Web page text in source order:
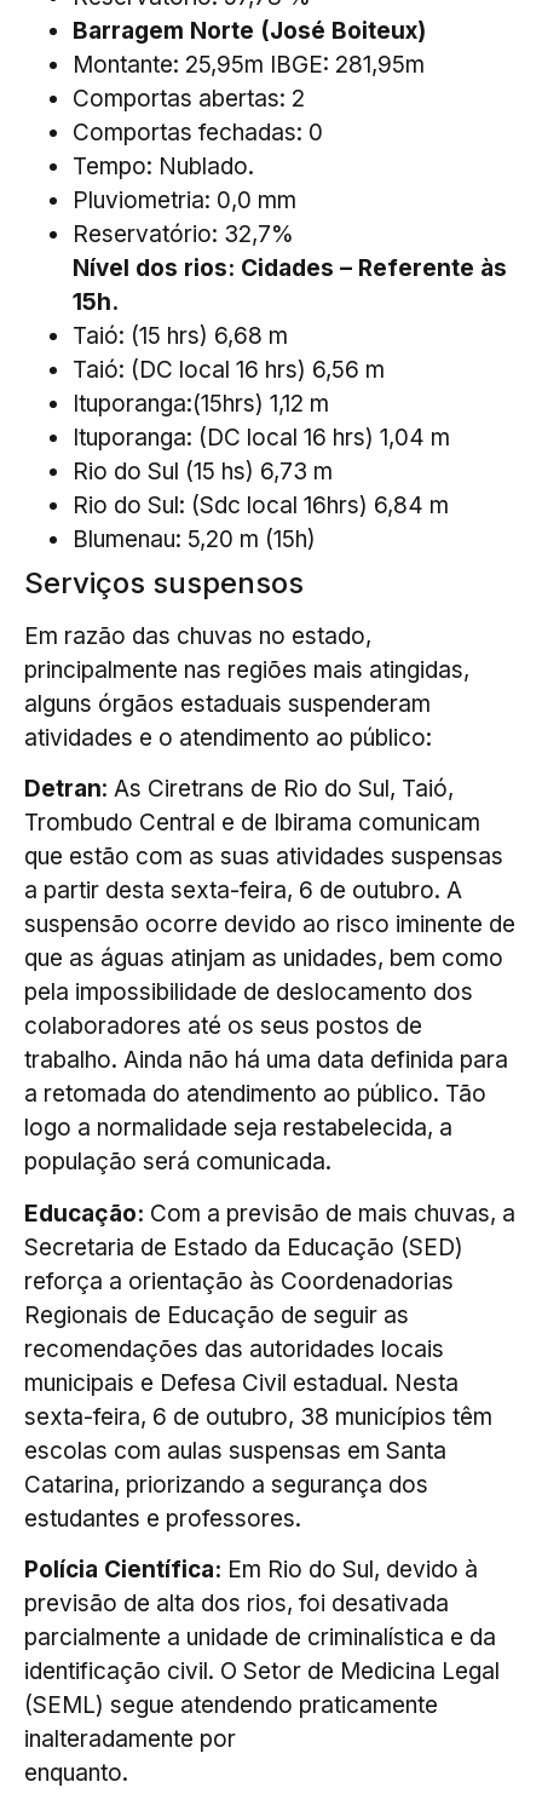
Barragem Norte (José Boiteux)
Montante: 25,95m IBGE: 281,95m
Comportas abertas: 2
Comportas fechadas: 0
Tempo: Nublado.
Pluviometria: 0,0 mm
Reservatório: 32,7%
Nível dos rios: Cidades – Referente às
15h.
Taió: (15 hrs) 6,68 m
Taió: (DC local 16 hrs) 6,56 m
Ituporanga:(15hrs) 1,12 m
Ituporanga: (DC local 16 hrs) 1,04 m
Rio do Sul (15 hs) 6,73 m
Rio do Sul: (Sdc local 16hrs) 6,84 m
Blumenau: 5,20 m (15h)
Serviços suspensos
Em razão das chuvas no estado,
principalmente nas regiões mais atingidas,
alguns órgãos estaduais suspenderam
atividades e o atendimento ao público:
Detran: As Ciretrans de Rio do Sul, Taió,
Trombudo Central e de Ibirama comunicam
que estão com as suas atividades suspensas
a partir desta sexta-feira, 6 de outubro. A
suspensão ocorre devido ao risco iminente de
que as águas atinjam as unidades, bem como
pela impossibilidade de deslocamento dos
colaboradores até os seus postos de
trabalho. Ainda não há uma data definida para
a retomada do atendimento ao público. Tão
logo a normalidade seja restabelecida, a
população será comunicada.
Educação: Com a previsão de mais chuvas, a
Secretaria de Estado da Educação (SED)
reforça a orientação às Coordenadorias
Regionais de Educação de seguir as
recomendações das autoridades locais
municipais e Defesa Civil estadual. Nesta
sexta-feira, 6 de outubro, 38 municípios têm
escolas com aulas suspensas em Santa
Catarina, priorizando a segurança dos
estudantes e professores.
Polícia Científica: Em Rio do Sul, devido à
previsão de alta dos rios, foi desativada
parcialmente a unidade de criminalística e da
identificação civil. O Setor de Medicina Legal
(SEML) segue atendendo praticamente
inalteradamente por
enquanto.